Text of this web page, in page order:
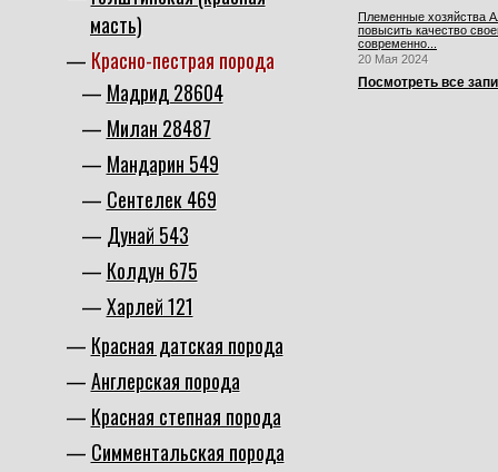
масть)
Красно-пестрая порода
Мадрид 28604
Милан 28487
Мандарин 549
Сентелек 469
Дунай 543
Колдун 675
Харлей 121
Красная датская порода
Англерская порода
Красная степная порода
Симментальская порода
Племенные хозяйства
повысить качество
современно...
20 Мая 2024
Посмотреть все